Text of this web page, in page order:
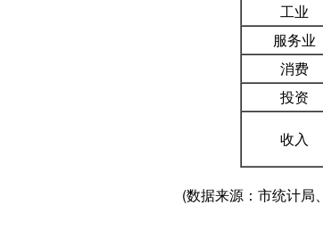
工业
服务业
消费
投资
收入
(数据来源：市统计局